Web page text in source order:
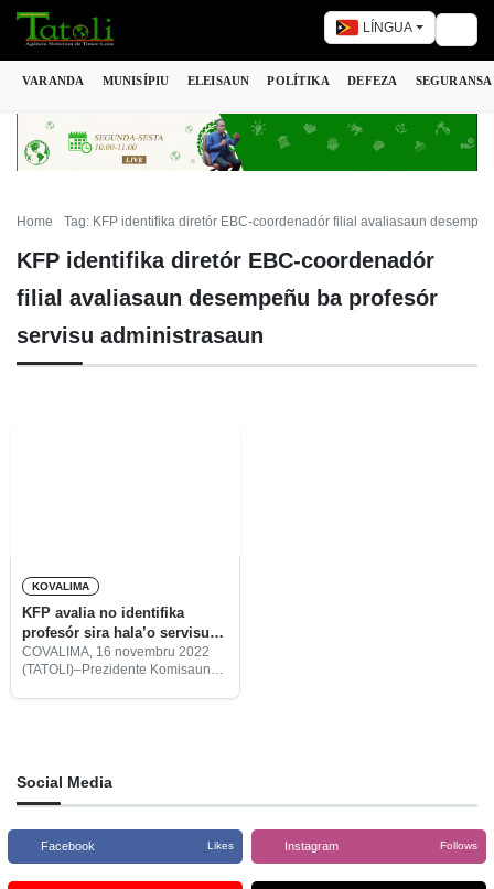
LÍNGUA
VARANDA MUNISÍPIU ELEISAUN POLÍTIKA DEFEZA SEGURANSA
Home Tag: KFP identifika diretór EBC-coordenadór filial avaliasaun
KFP identifika diretór EBC-coordenadór
filial avaliasaun desempeñu ba profesór
servisu administrasaun
KOVALIMA
KFP avalia no identifika
profesór sira hala’o servisu
administrasaun iha AMC
COVALIMA, 16 novembru 2022
(TATOLI)–Prezidente Komisaun
administrasaun iha
Covalima
Social Media
Facebook Likes Instagram Follows